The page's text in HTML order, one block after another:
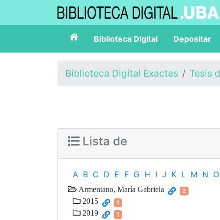
Biblioteca Digital Depositar
Biblioteca Digital Exactas Tesis
Lista de
A B C D E F G H I J K L M N O
Armentano, María Gabriela 2
2015 1
2019 1